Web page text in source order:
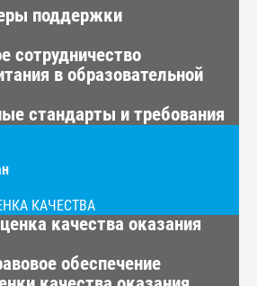
поддержки
сотрудничество
в образовательной
стандарты и требования
КАЧЕСТВА
качества оказания
обеспечение